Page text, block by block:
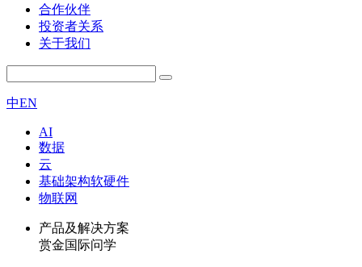
合作伙伴
投资者关系
关于我们
中EN
AI
数据
云
基础架构软硬件
物联网
产品及解决方案
赏金国际问学